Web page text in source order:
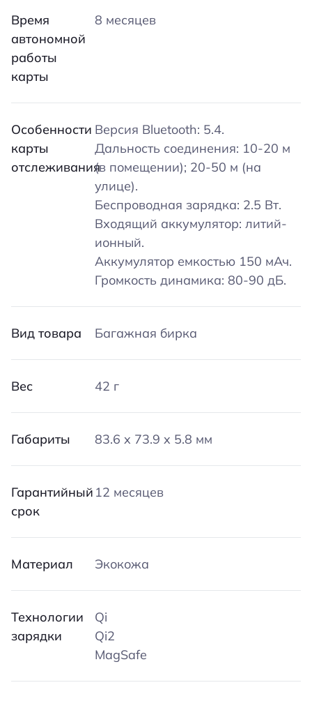
Время
автономной
работы
карты
8 месяцев
Особенности
карты
отслеживания
Версия Bluetooth: 5.4.
Дальность соединения: 10-20 м
(в помещении); 20-50 м (на
улице).
Беспроводная зарядка: 2.5 Вт.
Входящий аккумулятор: литий-
ионный.
Аккумулятор емкостью 150 мАч.
Громкость динамика: 80-90 дБ.
Вид товара Багажная бирка
Вес 42 г
Габариты 83.6 x 73.9 x 5.8 мм
Гарантийный
срок
12 месяцев
Материал Экокожа
Технологии
зарядки
Qi
Qi2
MagSafe